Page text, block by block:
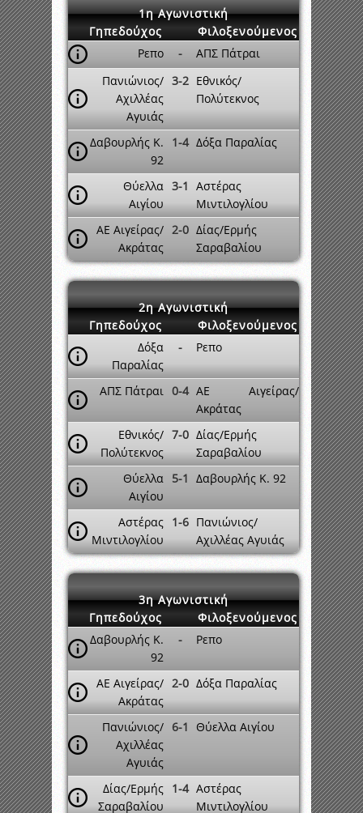
1η Αγωνιστική
Γηπεδούχος
Φιλοξενούμενος
Ρεπο
-
ΑΠΣ Πάτραι
Πανιώνιος/
Αχιλλέας
Αγυιάς
3-2 Εθνικός/
Πολύτεκνος
Δαβουρλής Κ.
92
1-4 Δόξα Παραλίας
Θύελλα
Αιγίου
3-1 Αστέρας
Μιντιλογλίου
ΑΕ Αιγείρας/
Ακράτας
2-0 Δίας/Ερμής
Σαραβαλίου
2η Αγωνιστική
Γηπεδούχος
Φιλοξενούμενος
Δόξα
Παραλίας
- Ρεπο
ΑΠΣ Πάτραι 0-4 ΑΕ Αιγείρας/
Ακράτας
Εθνικός/
Πολύτεκνος
7-0 Δίας/Ερμής
Σαραβαλίου
Θύελλα
Αιγίου
5-1 Δαβουρλής Κ. 92
Αστέρας
Μιντιλογλίου
1-6 Πανιώνιος/
Αχιλλέας Αγυιάς
3η Αγωνιστική
Γηπεδούχος
Φιλοξενούμενος
Δαβουρλής Κ.
92
- Ρεπο
ΑΕ Αιγείρας/
Ακράτας
2-0 Δόξα Παραλίας
Πανιώνιος/
Αχιλλέας
Αγυιάς
6-1 Θύελλα Αιγίου
Δίας/Ερμής
Σαραβαλίου
1-4 Αστέρας
Μιντιλογλίου